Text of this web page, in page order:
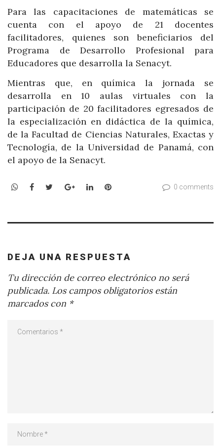
Para las capacitaciones de matemáticas se
cuenta con el apoyo de 21 docentes
facilitadores, quienes son beneficiarios del
Programa de Desarrollo Profesional para
Educadores que desarrolla la Senacyt.
Mientras que, en química la jornada se
desarrolla en 10 aulas virtuales con la
participación de 20 facilitadores egresados de
la especialización en didáctica de la química,
de la Facultad de Ciencias Naturales, Exactas y
Tecnología, de la Universidad de Panamá, con
el apoyo de la Senacyt.
WhatsApp
Facebook
TwitterGoogle+LinkedInPinterest 0 comments
DEJA UNA RESPUESTA
Tu dirección de correo electrónico no será
publicada. Los campos obligatorios están
marcados con *